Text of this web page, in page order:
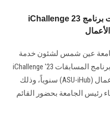
iChallenge 23 أ. د. غادة فاروق تشهد ختام فعاليات برنامج
عين شمس لشئون خدمة
المجتمع وتنمية البيئة، فعاليات ختام برنامج المسابقات iChallenge '23
والذي ينظمه مركز الابتكار وريادة الأعمال (ASU-iHub) سنوياً، وذلك
رئيس الجامعة بحضور القائم